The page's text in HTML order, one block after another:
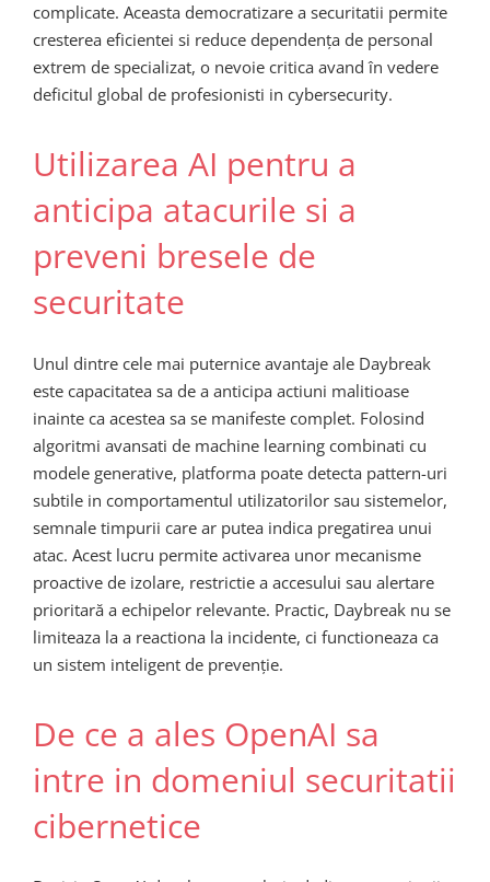
complicate. Aceasta democratizare a securitatii permite
cresterea eficientei si reduce dependența de personal
extrem de specializat, o nevoie critica avand în vedere
deficitul global de profesionisti in cybersecurity.
Utilizarea AI pentru a
anticipa atacurile si a
preveni bresele de
securitate
Unul dintre cele mai puternice avantaje ale Daybreak
este capacitatea sa de a anticipa actiuni malitioase
inainte ca acestea sa se manifeste complet. Folosind
algoritmi avansati de machine learning combinati cu
modele generative, platforma poate detecta pattern-uri
subtile in comportamentul utilizatorilor sau sistemelor,
semnale timpurii care ar putea indica pregatirea unui
atac. Acest lucru permite activarea unor mecanisme
proactive de izolare, restrictie a accesului sau alertare
prioritară a echipelor relevante. Practic, Daybreak nu se
limiteaza la a reactiona la incidente, ci functioneaza ca
un sistem inteligent de prevenție.
De ce a ales OpenAI sa
intre in domeniul securitatii
cibernetice